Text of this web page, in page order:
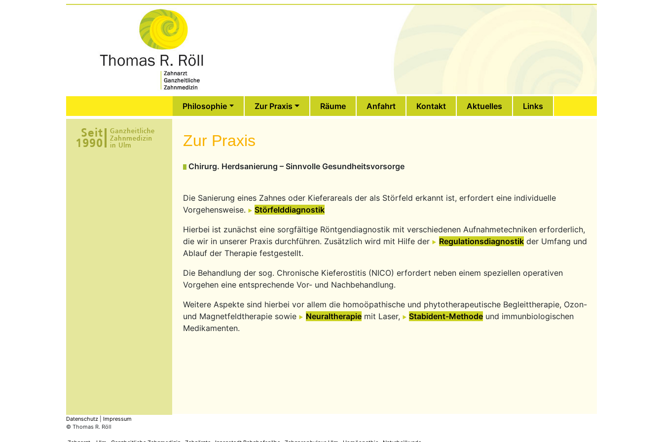
Philosophie Zur Praxis Räume Anfahrt Kontakt Aktuelles Links
Zur Praxis
Chirurg. Herdsanierung – Sinnvolle Gesundheitsvorsorge
Die Sanierung eines Zahnes oder Kieferareals der als Störfeld erkannt ist, erfordert eine individuelle
Vorgehensweise.
Störfelddiagnostik
Hierbei ist zunächst eine sorgfältige Röntgendiagnostik mit verschiedenen Aufnahmetechniken erforderlich,
die wir in unserer Praxis durchführen. Zusätzlich wird mit Hilfe der
Regulationsdiagnostik der Umfang und
Ablauf der Therapie festgestellt.
Die Behandlung der sog. Chronische Kieferostitis (NICO) erfordert neben einem speziellen operativen
Vorgehen eine entsprechende Vor- und Nachbehandlung.
Weitere Aspekte sind hierbei vor allem die homoöpathische und phytotherapeutische Begleittherapie, Ozon-
und Magnetfeldtherapie sowie
Neuraltherapie mit Laser, Stabident-Methode und immunbiologischen
Medikamenten.
Datenschutz
Impressum
© Thomas R. Röll